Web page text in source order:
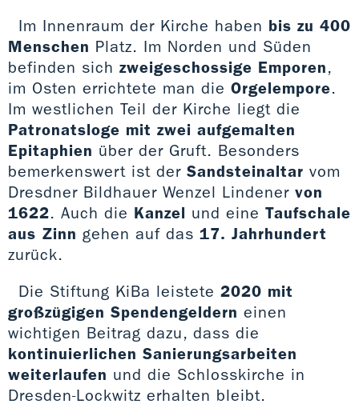
Im Innenraum der Kirche haben bis zu 400
Menschen Platz. Im Norden und Süden
befinden sich zweigeschossige Emporen,
im Osten errichtete man die Orgelempore.
Im westlichen Teil der Kirche liegt die
Patronatsloge mit zwei aufgemalten
Epitaphien über der Gruft. Besonders
bemerkenswert ist der Sandsteinaltar vom
Dresdner Bildhauer Wenzel Lindener von
1622. Auch die Kanzel und eine Taufschale
aus Zinn gehen auf das 17. Jahrhundert
zurück.
Die Stiftung KiBa leistete 2020 mit
großzügigen Spendengeldern einen
wichtigen Beitrag dazu, dass die
kontinuierlichen Sanierungsarbeiten
weiterlaufen und die Schlosskirche in
Dresden-Lockwitz erhalten bleibt.